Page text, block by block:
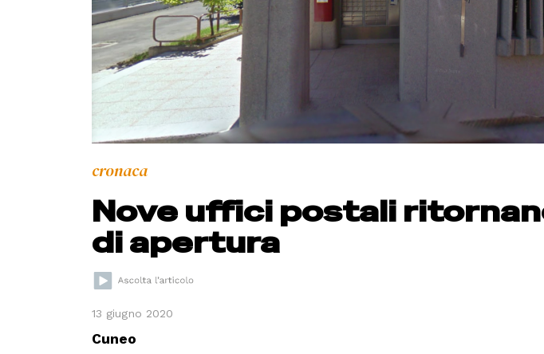
cronaca
Nove uffici postali
di apertura
13 giugno 2020
Cuneo